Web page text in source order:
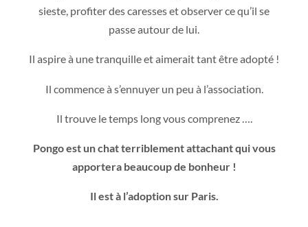
sieste, profiter des caresses et observer ce qu’il se
passe autour de lui.
Il aspire à une tranquille et aimerait tant être adopté !
Il commence à s’ennuyer un peu à l’association.
Il trouve le temps long vous comprenez ….
Pongo est un chat terriblement attachant qui vous
apportera beaucoup de bonheur !
Il est à l’adoption sur Paris.